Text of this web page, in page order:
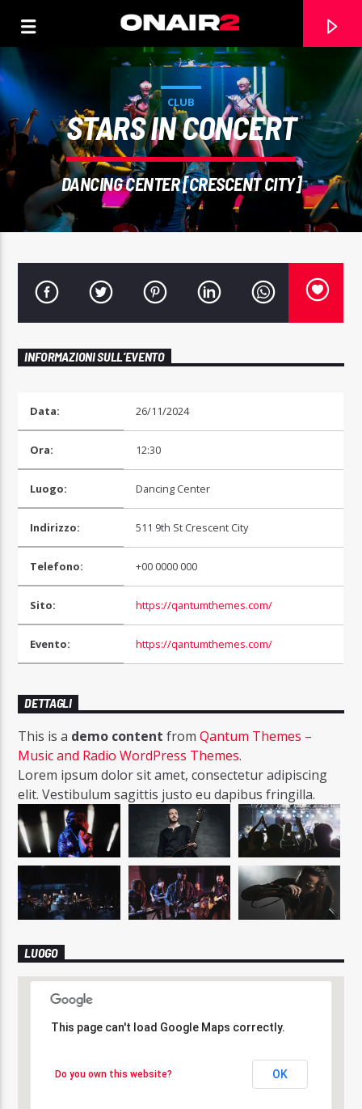
TRACCIA CORRENTE
ARTISTA
Radio Studio Napoli
CLUB
STARS IN CONCERT
DANCING CENTER [CRESCENT CITY]
INFORMAZIONI SULL’EVENTO
Data: 26/11/2024
Ora: 12:30
Luogo: Dancing Center
Indirizzo: 511 9th St Crescent City
Telefono: +00 0000 000
Sito: https://qantumthemes.com/
Evento: https://qantumthemes.com/
DETTAGLI
This is a demo content fromQantum Themes –
Music and Radio WordPress Themes.
Lorem ipsum dolor sit amet, consectetur adipiscing
elit. Vestibulum sagittis justo eu dapibus fringilla.
LUOGO
This page can't load Google Maps correctly.
Do you own this website? OK
This page can't load Google Maps correctly.
Do you own this website? OK